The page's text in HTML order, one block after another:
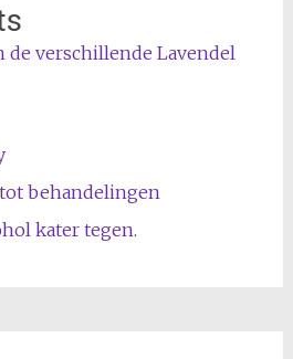
de verschillende Lavendel
behandelingen
kater tegen.